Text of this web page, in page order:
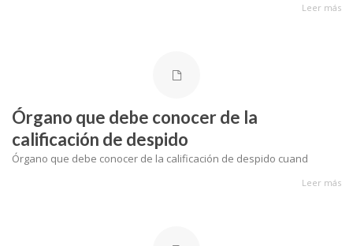
Leer más
Órgano que debe conocer de la
calificación de despido
Órgano que debe conocer de la calificación de despido cuand
Leer más